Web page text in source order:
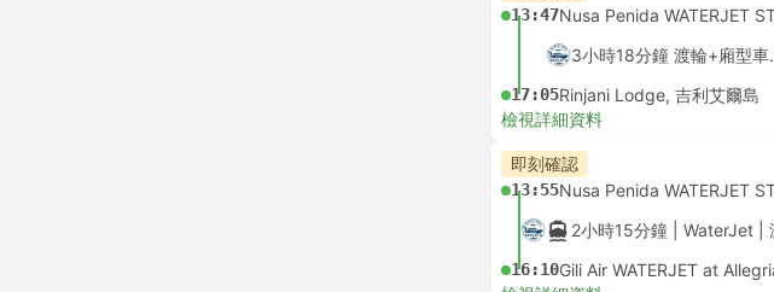
13:47Nusa Penida WATERJET
3小時18分鐘 渡輪+廂型車
17:05Rinjani Lodge, 吉利艾爾島
檢視詳細資料
即刻確認
13:55Nusa Penida WATERJET
2小時15分鐘 | WaterJet
16:10Gili Air WATERJET at